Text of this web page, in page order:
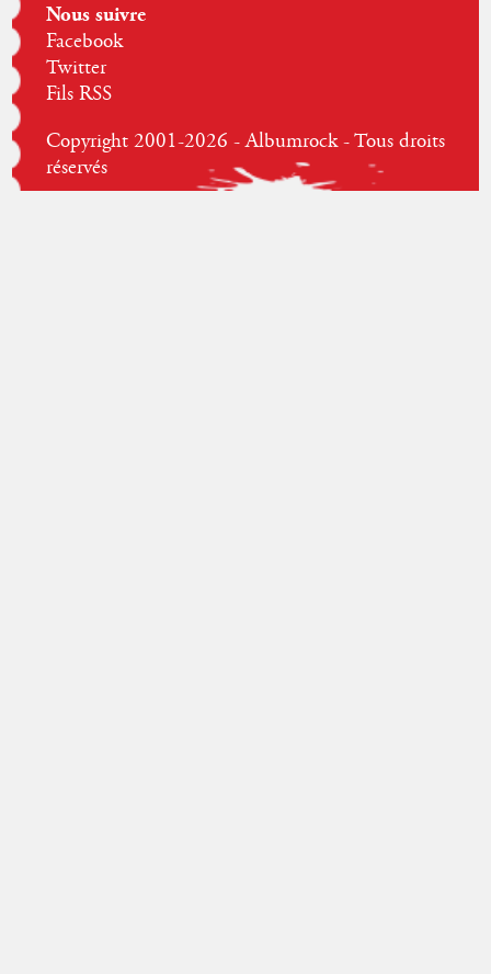
Nous suivre
Facebook
Twitter
Fils RSS
Copyright 2001-2026 - Albumrock - Tous droits
réservés